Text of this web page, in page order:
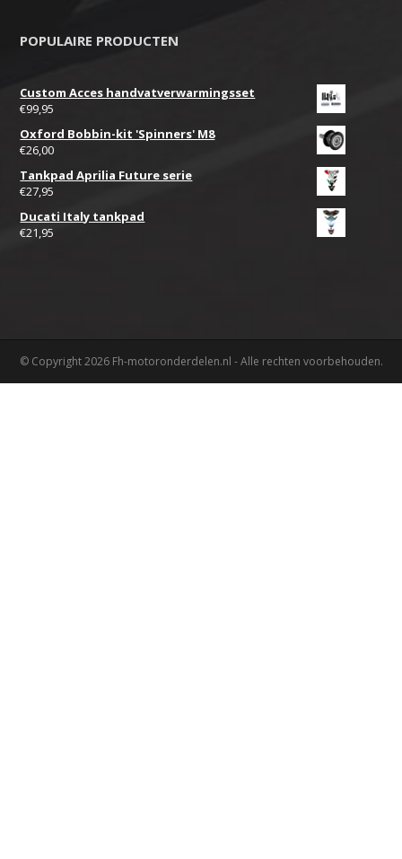
POPULAIRE PRODUCTEN
Custom Acces handvatverwarmingsset
€99,95
Oxford Bobbin-kit 'Spinners' M8
€26,00
Tankpad Aprilia Future serie
€27,95
Ducati Italy tankpad
€21,95
© Copyright 2026 Fh-motoronderdelen.nl - Alle rechten voorbehouden.